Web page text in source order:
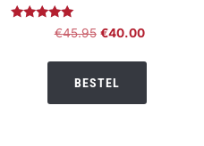
Gewaardeerd
€45.95 Oorspronkelijke
€45.95.
€40.00Huidige
BESTEL